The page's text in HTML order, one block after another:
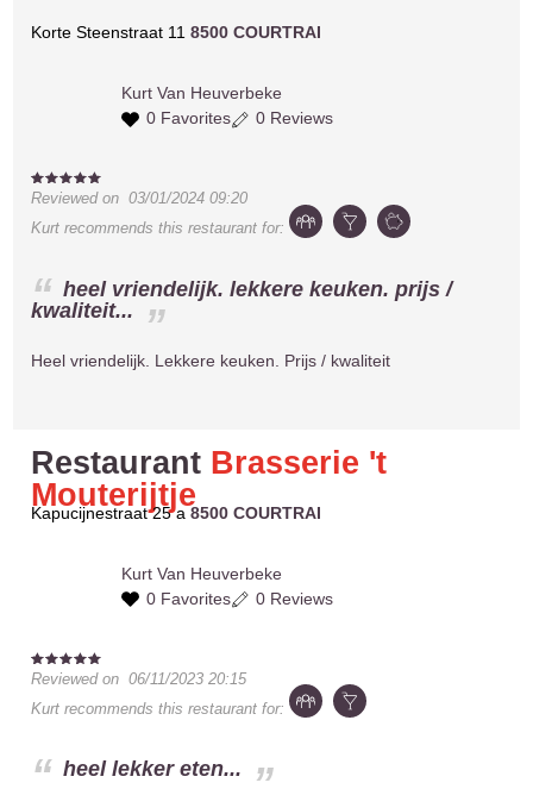
Korte Steenstraat 118500 COURTRAI
Kurt Van Heuverbeke
0 Favorites
0 Reviews
Reviewed on03/01/2024 09:20
Kurt recommends this restaurant for:
heel vriendelijk. lekkere keuken. prijs /
kwaliteit...
Heel vriendelijk. Lekkere keuken. Prijs / kwaliteit
Restaurant Brasserie 't
Mouterijtje
Kapucijnestraat 25 a8500 COURTRAI
Kurt Van Heuverbeke
0 Favorites
0 Reviews
Reviewed on06/11/2023 20:15
Kurt recommends this restaurant for:
heel lekker eten...